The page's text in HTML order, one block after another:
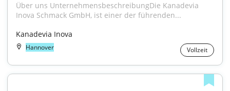
Über uns UnternehmensbeschreibungDie Kanadevia
Inova Schmack GmbH, ist einer der führenden...
Kanadevia Inova
Hannover Vollzeit